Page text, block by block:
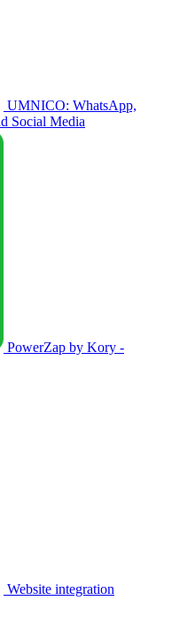
UMNICO: WhatsApp,
Social Media
PowerZap by Kory -
Website integration